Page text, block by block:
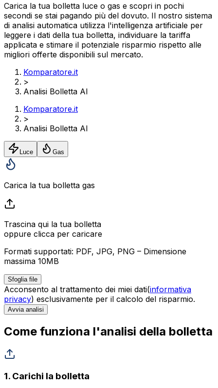
Carica la tua bolletta luce o gas e scopri in pochi
secondi se stai pagando più del dovuto. Il nostro sistema
di analisi automatica utilizza l'intelligenza artificiale per
leggere i dati della tua bolletta, individuare la tariffa
applicata e stimare il potenziale risparmio rispetto alle
migliori offerte disponibili sul mercato.
Komparatore.it
>
Analisi Bolletta AI
Komparatore.it
>
Analisi Bolletta AI
Luce Gas
Carica la tua bolletta gas
Trascina qui la tua bolletta
oppure clicca per caricare
Formati supportati: PDF, JPG, PNG – Dimensione
massima 10MB
Sfoglia file
Acconsento al trattamento dei miei dati(informativa
privacy) esclusivamente per il calcolo del risparmio.
Avvia analisi
Come funziona l'analisi della bolletta
1. Carichi la bolletta